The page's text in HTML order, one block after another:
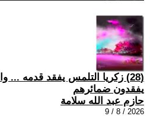
(28) زكريا التلمس يفقد قدمه ...
يفقدون ضمائرهم
حازم عبد الله سلامة
2026 / 8 / 9